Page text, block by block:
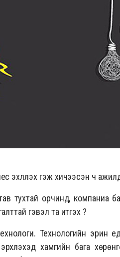
эхлүүлэх гэж хичээсэн ч
тухтай орчинд, компаниа
гэвэл та итгэх үү?
Технологийн эрин
хамгийн бага